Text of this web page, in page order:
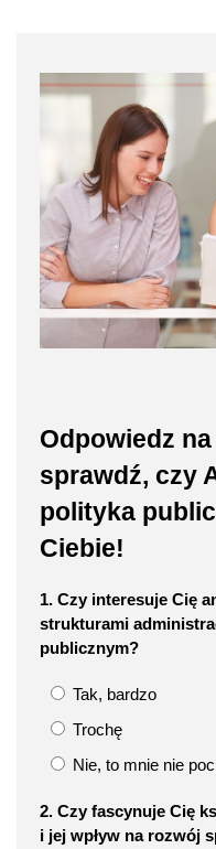
Odpowiedz
sprawdź, czy
polityka
Ciebie!
1. Czy interesuje Cię
strukturami
publicznym?
Tak, bardzo
Trochę
Nie, to mnie nie
2. Czy fascynuje Cię
i jej wpływ na rozwój